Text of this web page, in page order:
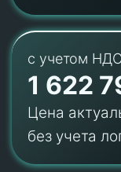
с учетом
1 622
Цена
без учета